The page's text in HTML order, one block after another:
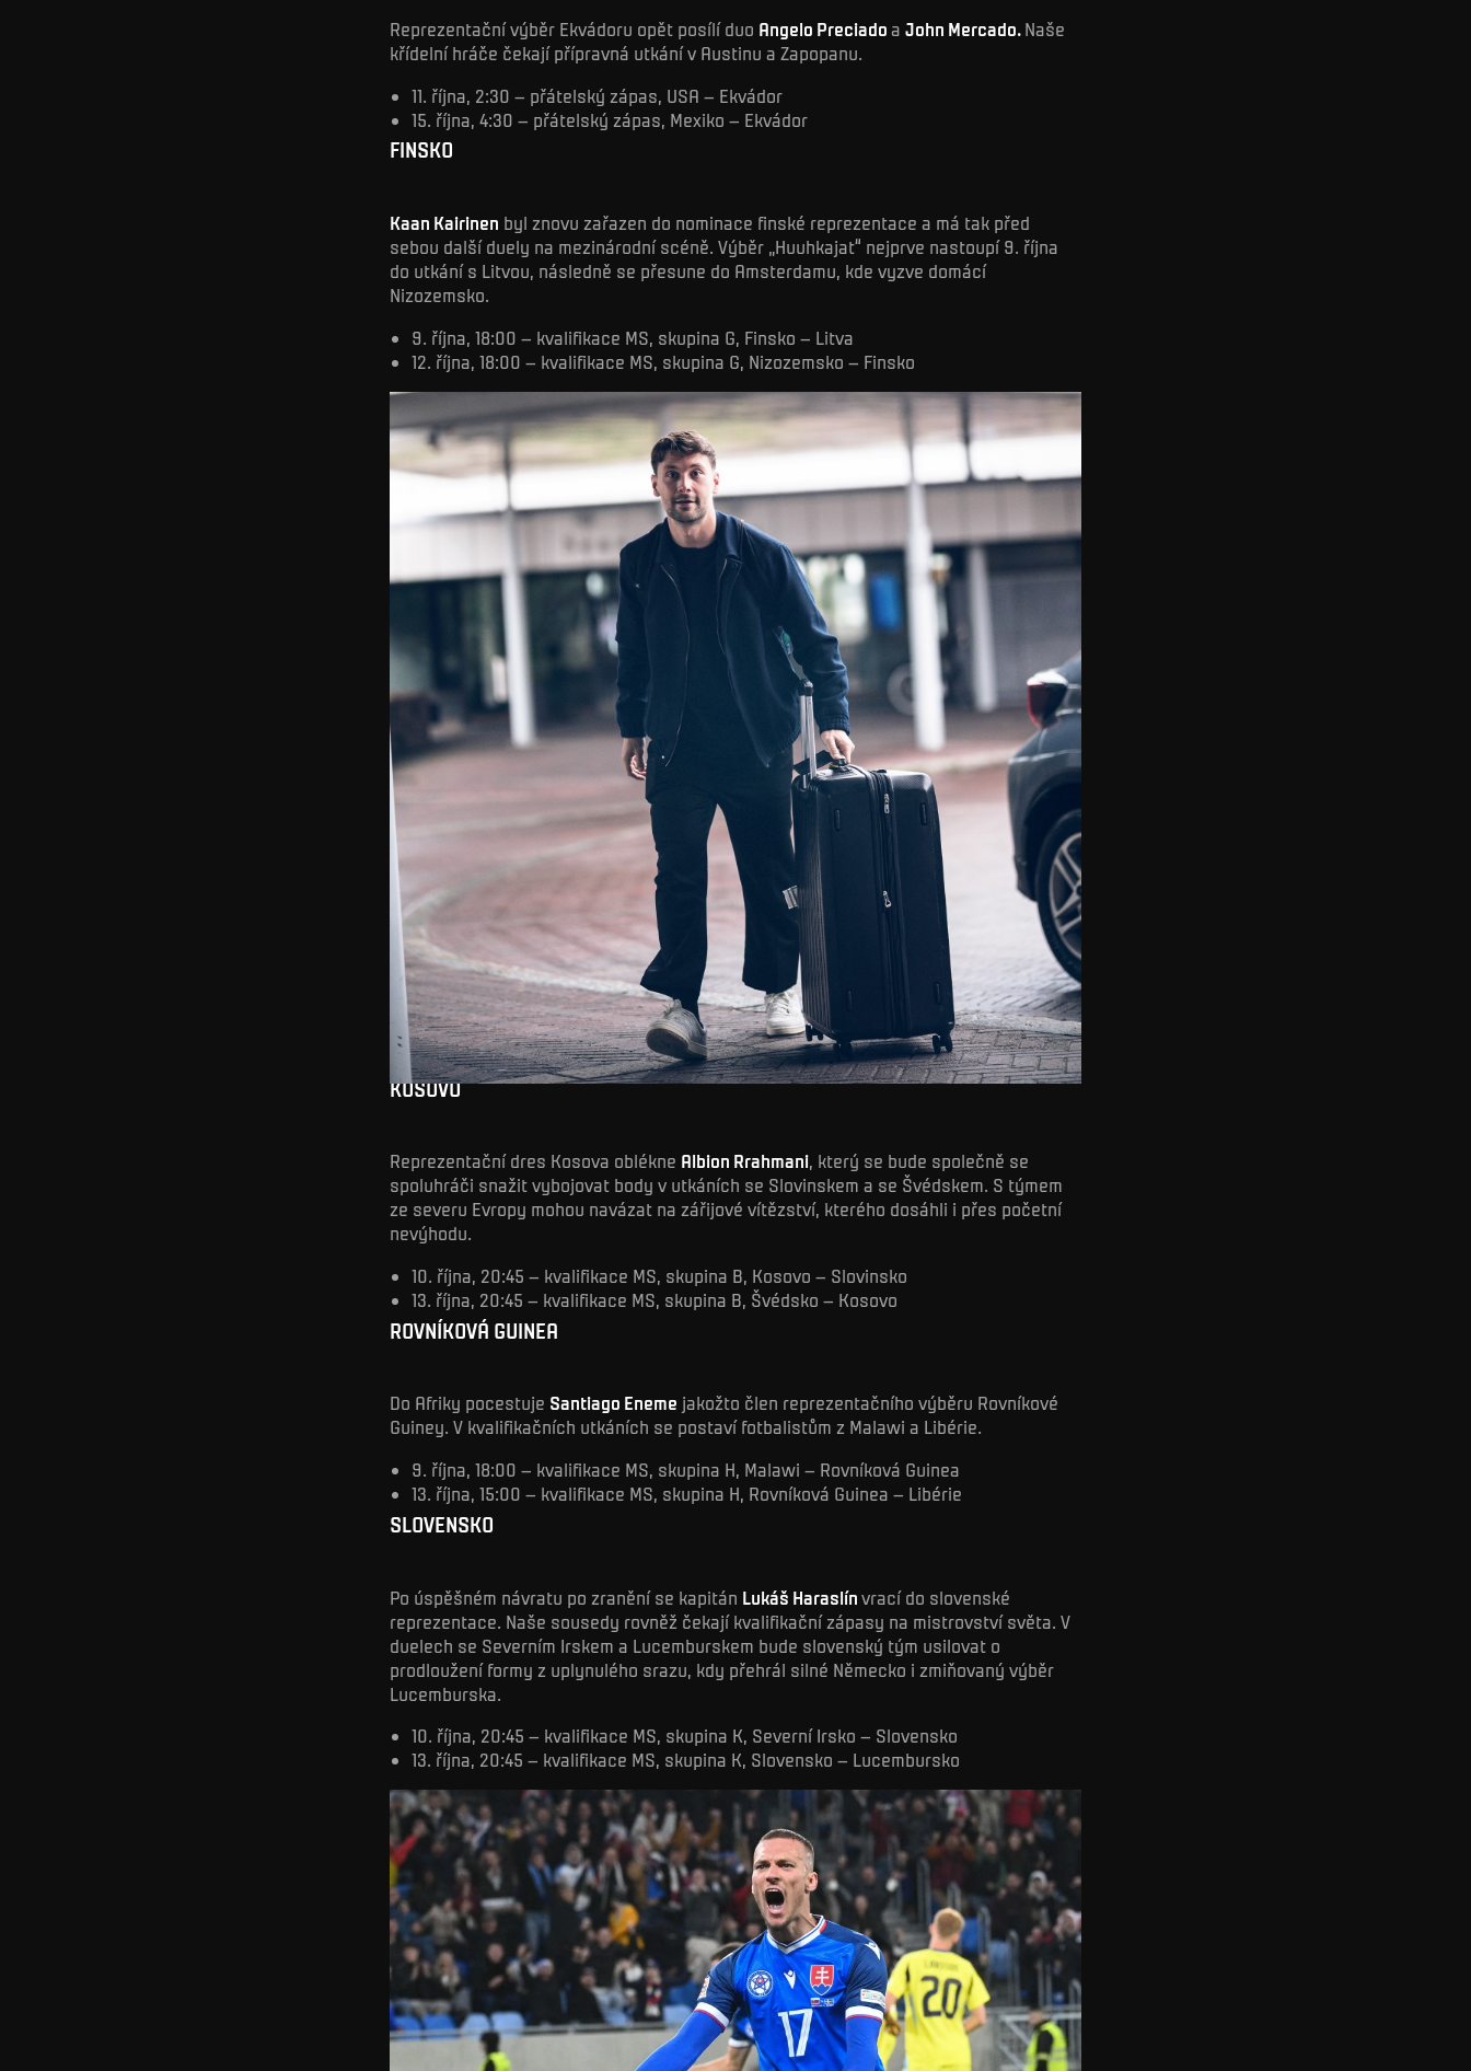
Reprezentační výběr Ekvádoru opět posílí duo Angelo Preciado a John Mercado. Naše
křídelní hráče čekají přípravná utkání v Austinu a Zapopanu.
11. října, 2:30 – přátelský zápas, USA – Ekvádor
15. října, 4:30 – přátelský zápas, Mexiko – Ekvádor
FINSKO
Kaan Kairinen byl znovu zařazen do nominace finské reprezentace a má tak před
sebou další duely na mezinárodní scéně. Výběr „Huuhkajat“ nejprve nastoupí 9. října
do utkání s Litvou, následně se přesune do Amsterdamu, kde vyzve domácí
Nizozemsko.
9. října, 18:00 – kvalifikace MS, skupina G, Finsko – Litva
12. října, 18:00 – kvalifikace MS, skupina G, Nizozemsko – Finsko
KOSOVO
Reprezentační dres Kosova oblékne Albion Rrahmani, který se bude společně se
spoluhráči snažit vybojovat body v utkáních se Slovinskem a se Švédskem. S týmem
ze severu Evropy mohou navázat na zářijové vítězství, kterého dosáhli i přes početní
nevýhodu.
10. října, 20:45 – kvalifikace MS, skupina B, Kosovo – Slovinsko
13. října, 20:45 – kvalifikace MS, skupina B, Švédsko – Kosovo
ROVNÍKOVÁ GUINEA
Do Afriky pocestuje Santiago Eneme jakožto člen reprezentačního výběru Rovníkové
Guiney. V kvalifikačních utkáních se postaví fotbalistům z Malawi a Libérie.
9. října, 18:00 – kvalifikace MS, skupina H, Malawi – Rovníková Guinea
13. října, 15:00 – kvalifikace MS, skupina H, Rovníková Guinea – Libérie
SLOVENSKO
Po úspěšném návratu po zranění se kapitán Lukáš Haraslín vrací do slovenské
reprezentace. Naše sousedy rovněž čekají kvalifikační zápasy na mistrovství světa. V
duelech se Severním Irskem a Lucemburskem bude slovenský tým usilovat o
prodloužení formy z uplynulého srazu, kdy přehrál silné Německo i zmiňovaný výběr
Lucemburska.
10. října, 20:45 – kvalifikace MS, skupina K, Severní Irsko – Slovensko
13. října, 20:45 – kvalifikace MS, skupina K, Slovensko – Lucembursko